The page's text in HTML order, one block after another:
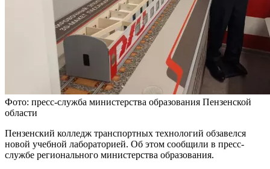
Фото: пресс-служба министерства образования Пензенской
области
Пензенский колледж транспортных технологий обзавелся
новой учебной лабораторией. Об этом сообщили в пресс-
службе регионального министерства образования.